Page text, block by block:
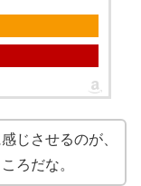
じさせるのが、
ろだな。